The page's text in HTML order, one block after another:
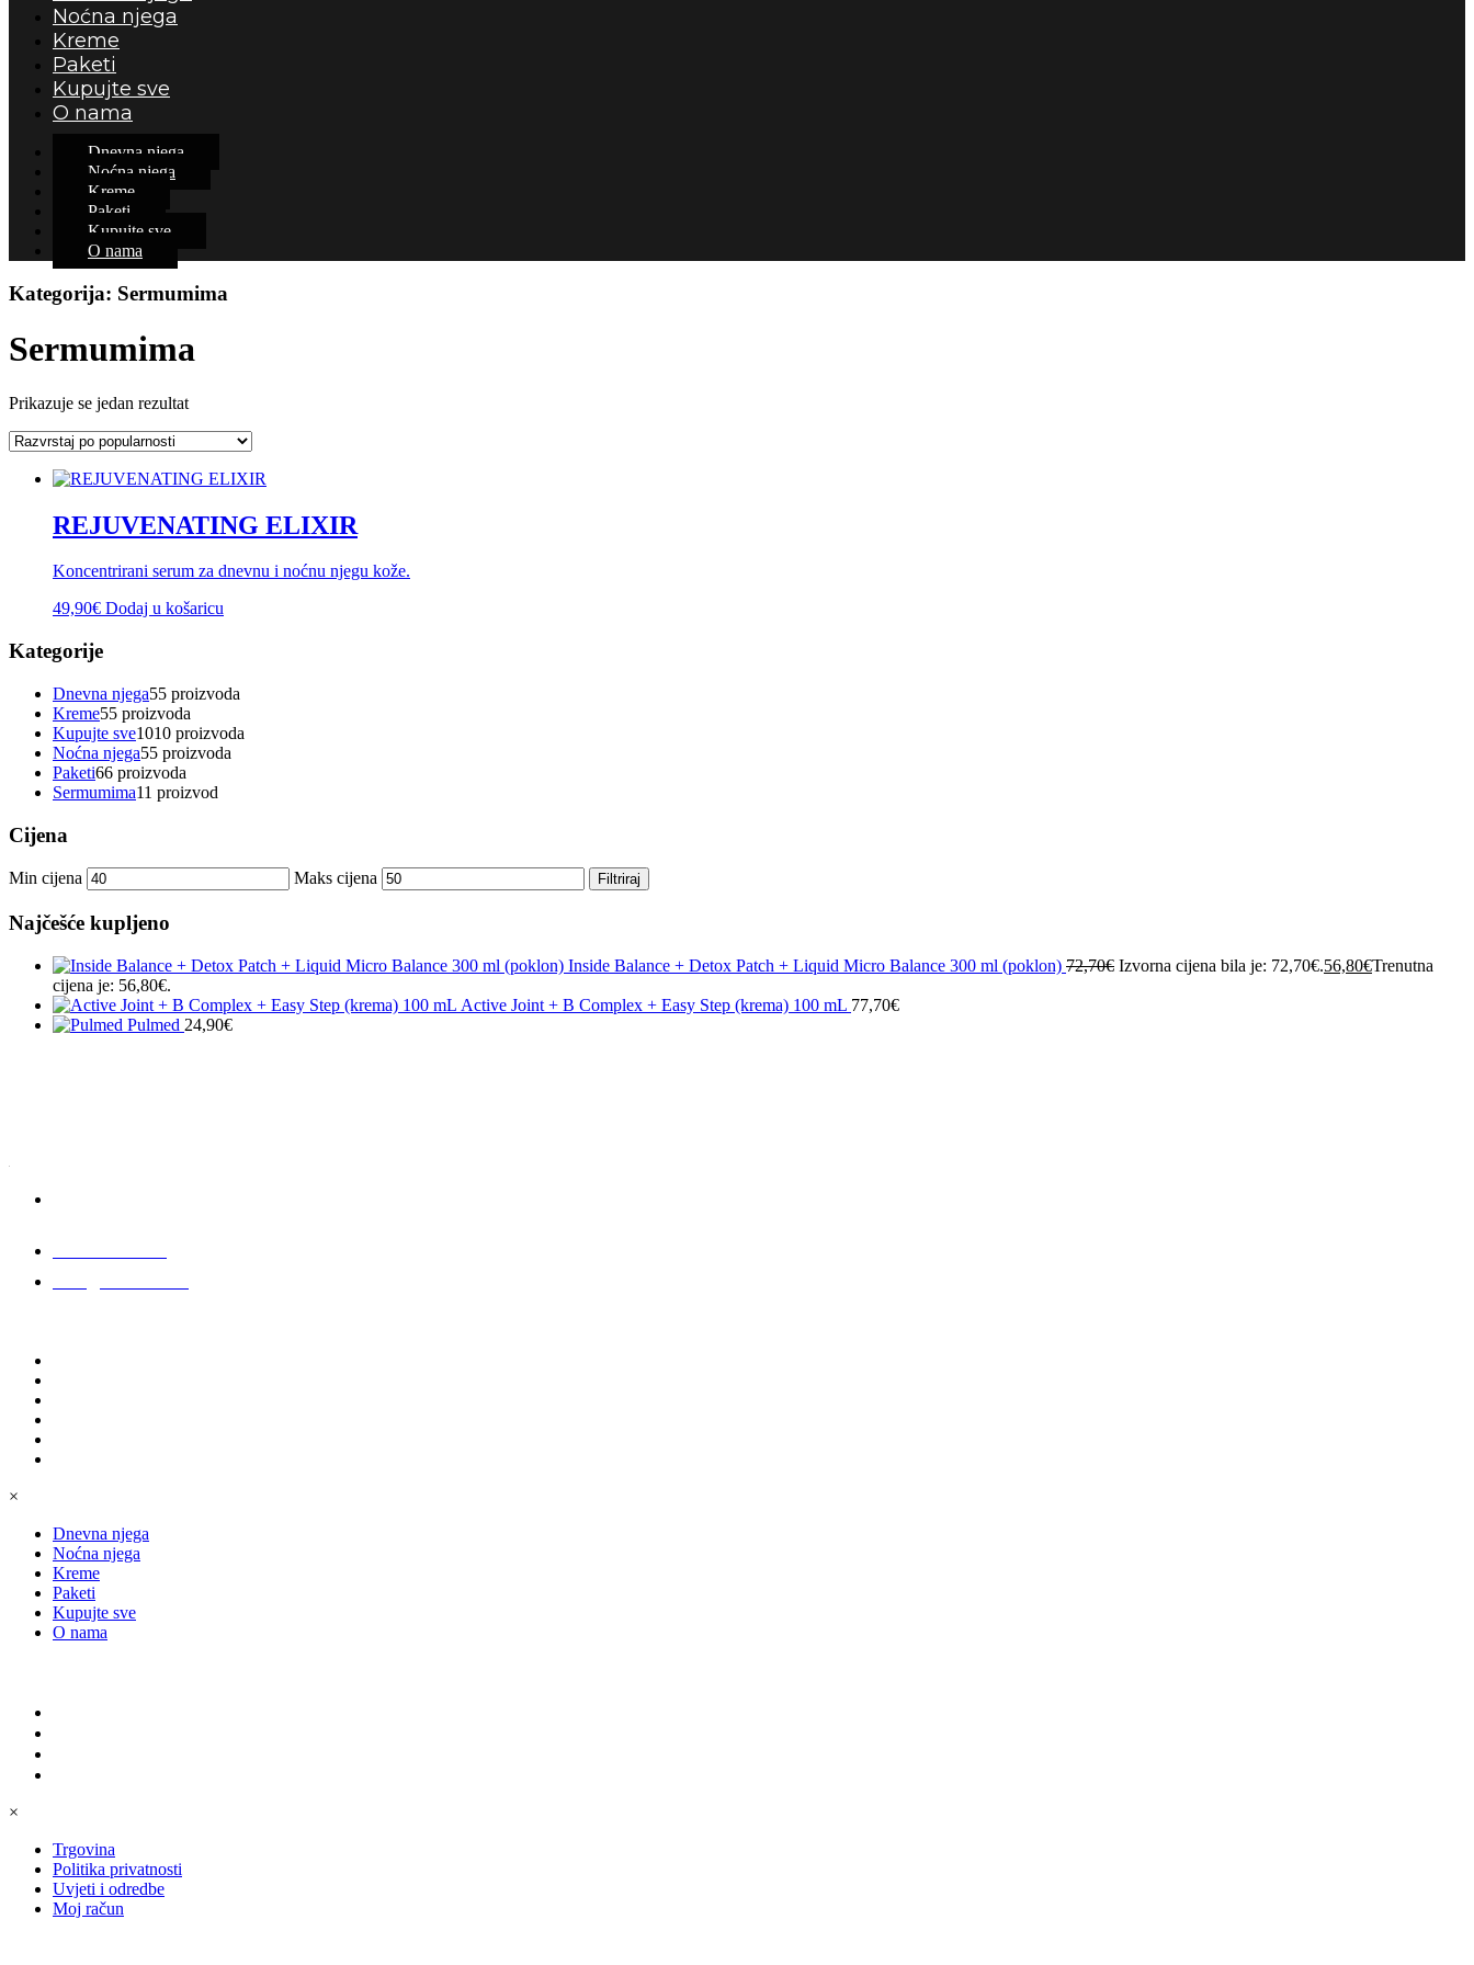
Noćna njega
Kreme
Paketi
Kupujte sve
O nama
Dnevna njega
Noćna njega
Kreme
Paketi
Kupujte sve
O nama
Kategorija: Sermumima
Sermumima
Prikazuje se jedan rezultat
REJUVENATING ELIXIR
Koncentrirani serum za dnevnu i noćnu njegu kože.
49,90€ Dodaj u košaricu
Kategorije
Dnevna njega55 proizvoda
Kreme55 proizvoda
Kupujte sve1010 proizvoda
Noćna njega55 proizvoda
Paketi66 proizvoda
Sermumima11 proizvod
Cijena
Min cijena Maks cijena Filtriraj
Najčešće kupljeno
Inside Balance + Detox Patch + Liquid Micro Balance 300 ml (poklon) 72,70€ Izvorna cijena bila je: 72,70€.56,80€Trenutna
cijena je: 56,80€.
Active Joint + B Complex + Easy Step (krema) 100 mL 77,70€
Pulmed 24,90€
×
Dnevna njega
Noćna njega
Kreme
Paketi
Kupujte sve
O nama
×
Trgovina
Politika privatnosti
Uvjeti i odredbe
Moj račun